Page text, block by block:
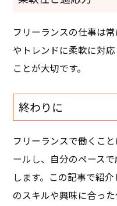
フリーランスの仕事は
やトレンドに柔軟に対
ことが大切です。
終わりに
フリーランスで働くこ
ールし、自分のペース
します。この記事で紹
のスキルや興味に合っ